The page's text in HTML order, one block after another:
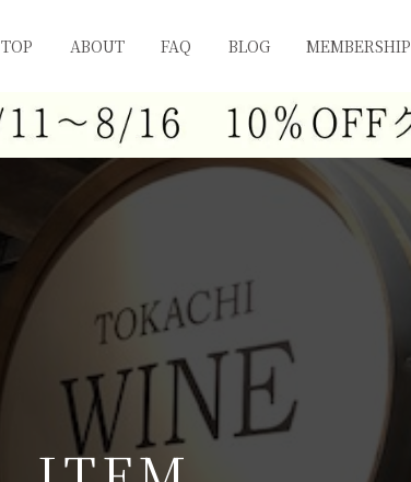
TOP ABOUT FAQ BLOG MEMBERSHIP